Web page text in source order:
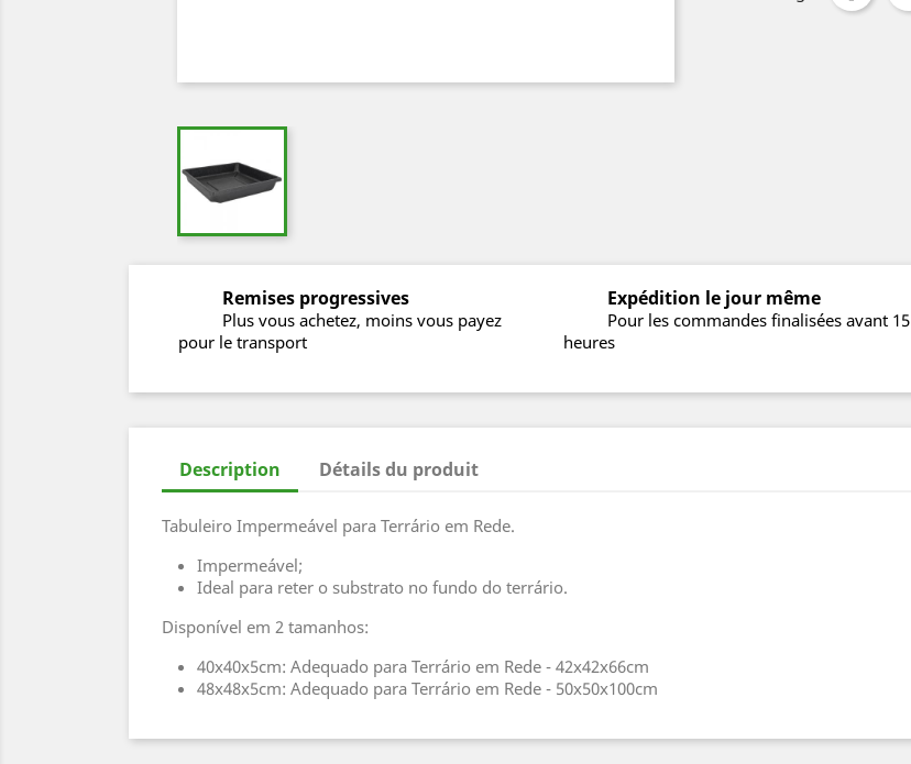
Remises progressives
Plus vous achetez, moins vous payez
pour le transport
Expédition le jour même
Pour les commandes finalisées avant 15
heures
Description Détails du produit
Tabuleiro Impermeável para Terrário em Rede.
Impermeável;
Ideal para reter o substrato no fundo do terrário.
Disponível em 2 tamanhos:
40x40x5cm: Adequado para Terrário em Rede - 42x42x66cm
48x48x5cm: Adequado para Terrário em Rede - 50x50x100cm